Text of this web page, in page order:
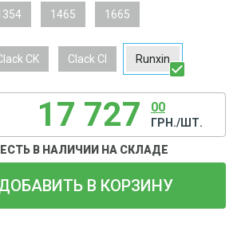
1465 1665
CK Clack CI Runxin
17 727 00
ГРН./ШТ.
ЕСТЬ В НАЛИЧИИ НА СКЛАДЕ
В КОРЗИНУ